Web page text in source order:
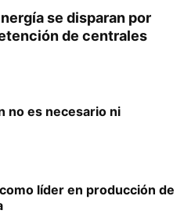
se disparan por
de centrales
no es necesario ni
líder en producción de